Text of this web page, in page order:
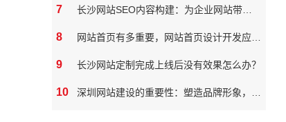
7
8
9 长沙网站定制完成上线后没有效果怎么办？
10